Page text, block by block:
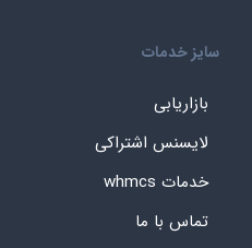
سایز خدمات
بازاریابی
لایسنس اشتراکی
خدمات whmcs
تماس با ما